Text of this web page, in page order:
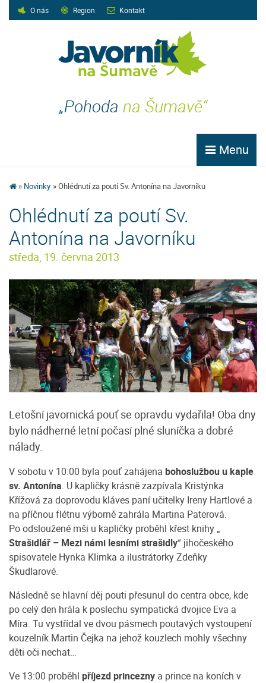
O nás Region Kontakt
„Pohoda na Šumavě“
Menu
Novinky Ohlédnutí za poutí Sv. Antonína na Javorníku
Ohlédnutí za poutí Sv.
Antonína na Javorníku
středa, 19. června 2013
Letošní javornická pouť se opravdu vydařila! Oba dny
bylo nádherné letní počasí plné sluníčka a dobré
nálady.
V sobotu v 10:00 byla pouť zahájena bohoslužbou u kaple
sv. Antonína. U kapličky krásně zazpívala Kristýnka
Křížová za doprovodu kláves paní učitelky Ireny Hartlové a
na příčnou flétnu výborně zahrála Martina Paterová.
Po odsloužené mši u kapličky proběhl křest knihy „
Strašidlář – Mezi námi lesními strašidly“ jihočeského
spisovatele Hynka Klimka a ilustrátorky Zdeňky
Škudlarové.
Následně se hlavní děj pouti přesunul do centra obce, kde
po celý den hrála k poslechu sympatická dvojice Eva a
Míra. Tu vystřídal ve dvou pásmech poutavých vystoupení
kouzelník Martin Čejka na jehož kouzlech mohly všechny
děti oči nechat…
Ve 13:00 proběhl příjezd princezny a prince na koních v